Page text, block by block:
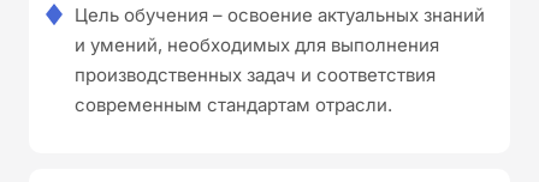
Цель обучения – освоение актуальных знаний
и умений, необходимых для выполнения
производственных задач и соответствия
современным стандартам отрасли.